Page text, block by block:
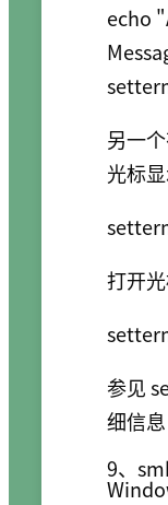
echo
另一
光标显
打开光
参见
细信息
9、